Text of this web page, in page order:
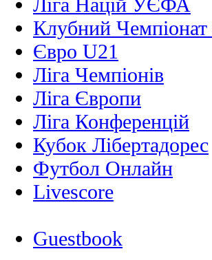
Клубний Чемпіонат
Євро U21
Ліга Чемпіонів
Ліга Європи
Ліга Конференцій
Кубок Лібертадорес
Футбол Онлайн
Livescore
Guestbook